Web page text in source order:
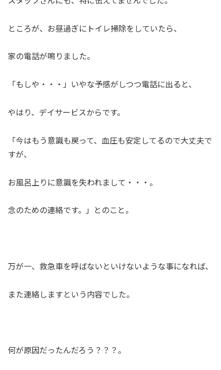
ところが、お昼過ぎにトイレ掃除をしていたら、
家の電話が鳴りました。
「もしや・・・」いやな予感がしつつ電話に出ると、
やはり、デイサービスからです。
「今はもう意識も戻って、血圧も安定してるので大丈夫で
すが、
お風呂上りに意識を失われまして・・・。
念のための連絡です。」とのこと。
万が一、救急車を呼ばないといけないような事になれば、
また連絡しますという内容でした。
何が原因だったんだろう？？？。